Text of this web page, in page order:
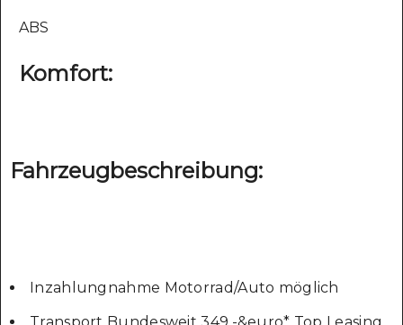
ABS
Komfort:
Fahrzeugbeschreibung:
Inzahlungnahme Motorrad/Auto möglich